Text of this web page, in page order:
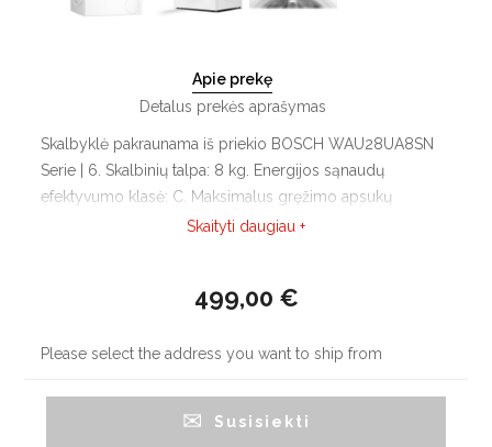
Apie prekę
Detalus prekės aprašymas
Skalbyklė pakraunama iš priekio BOSCH WAU28UA8SN
Serie | 6. Skalbinių talpa: 8 kg. Energijos sąnaudų
efektyvumo klasė: C. Maksimalus gręžimo apsukų
skaičius: 1400 aps./min. „EcoSilence“ pavara: tylesnis ir
Skaityti daugiau +
499,00 €
Please select the address you want to ship from
Susisiekti